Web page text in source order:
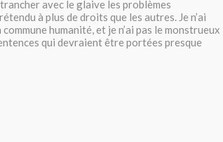
trancher avec le glaive les problèmes
à plus de droits que les autres. Je n’ai
humanité, et je n’ai pas le monstrueux
qui devraient être portées presque